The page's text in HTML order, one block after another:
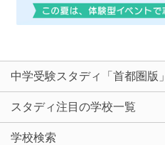
中学受験スタディ「首都圏版」
スタディ注目の学校一覧
学校検索